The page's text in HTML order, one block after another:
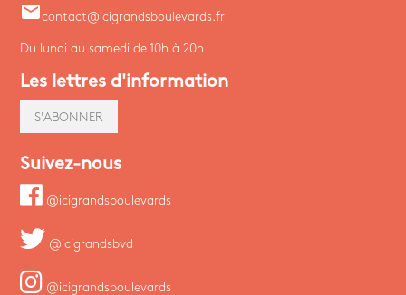
emailcontact@icigrandsboulevards.fr
Du lundi au samedi de 10h à 20h
Les lettres d'information
S'ABONNER
Suivez-nous
@icigrandsboulevards
@icigrandsbvd
@icigrandsboulevards